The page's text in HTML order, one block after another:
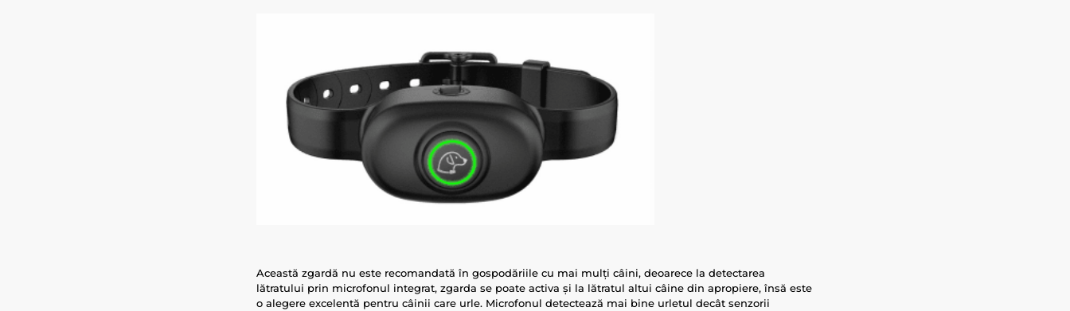
Această zgardă nu este recomandată în gospodăriile cu mai mulți câini, deoarece la detectarea
lătratului prin microfonul integrat, zgarda se poate activa și la lătratul altui câine din apropiere, însă este
o alegere excelentă pentru câinii care urle. Microfonul detectează mai bine urletul decât senzorii